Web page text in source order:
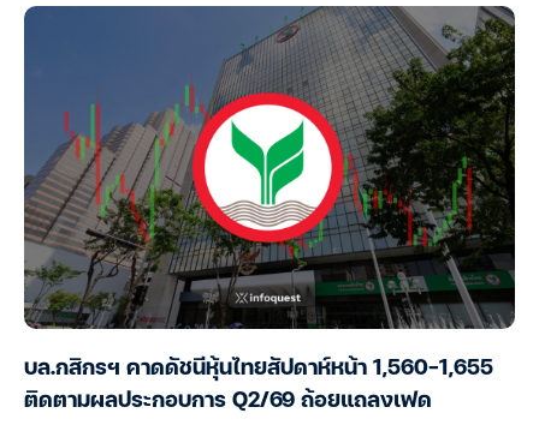
บล.กสิกรฯ คาดดัชนีหุ้นไทยสัปดาห์หน้า 1,560-1,655
ติดตามผลประกอบการ Q2/69 ถ้อยแถลงเฟด